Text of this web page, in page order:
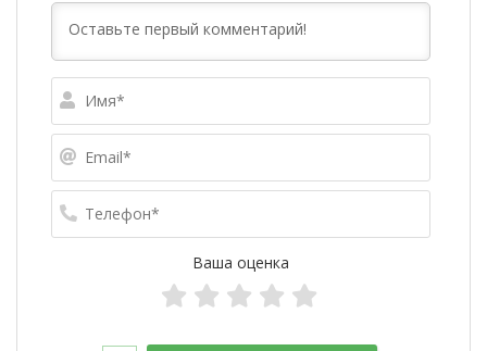
Ваша оценка